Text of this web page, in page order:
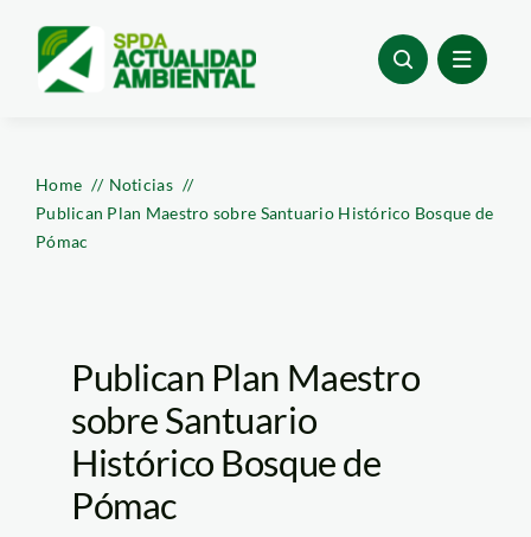
content
Home
Noticias
Publican Plan Maestro sobre Santuario Histórico Bosque de
Pómac
Publican Plan Maestro
sobre Santuario
Histórico Bosque de
Pómac